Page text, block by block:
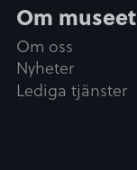
Om museet
Om oss
Nyheter
Lediga tjänster